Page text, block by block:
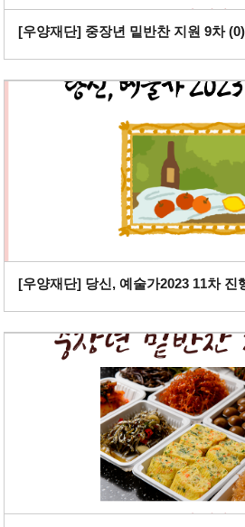
[우양재단] 중장년 밑반찬 지원 9차 (0)
[우양재단] 당신, 예술가2023 11차 진